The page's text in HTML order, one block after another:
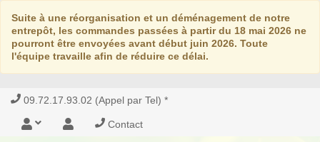
Suite à une réorganisation et un déménagement de notre
entrepôt, les commandes passées à partir du 18 mai 2026 ne
pourront être envoyées avant début juin 2026. Toute
l'équipe travaille afin de réduire ce délai.
09.72.17.93.02 (Appel par Tel) *
Contact